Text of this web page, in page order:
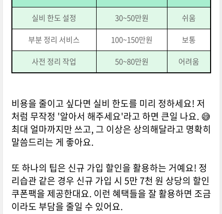
실비 한도 설정
30~50만원
쉬움
부분 정리 서비스
100~150만원
보통
사전 정리 작업
50~80만원 어려움
비용을 줄이고 싶다면 실비 한도를 미리 정하세요! 저
처럼 무작정 '알아서 해주세요'라고 하면 큰일 나요. 😅
최대 얼마까지만 쓰고, 그 이상은 상의해달라고 명확히
말씀드리는 게 좋아요.
또 하나의 팁은 신규 가입 할인을 활용하는 거예요! 정
리습관 같은 경우 신규 가입 시 5만 7천 원 상당의 할인
쿠폰팩을 제공한대요. 이런 혜택들을 잘 활용하면 조금
이라도 부담을 줄일 수 있어요.